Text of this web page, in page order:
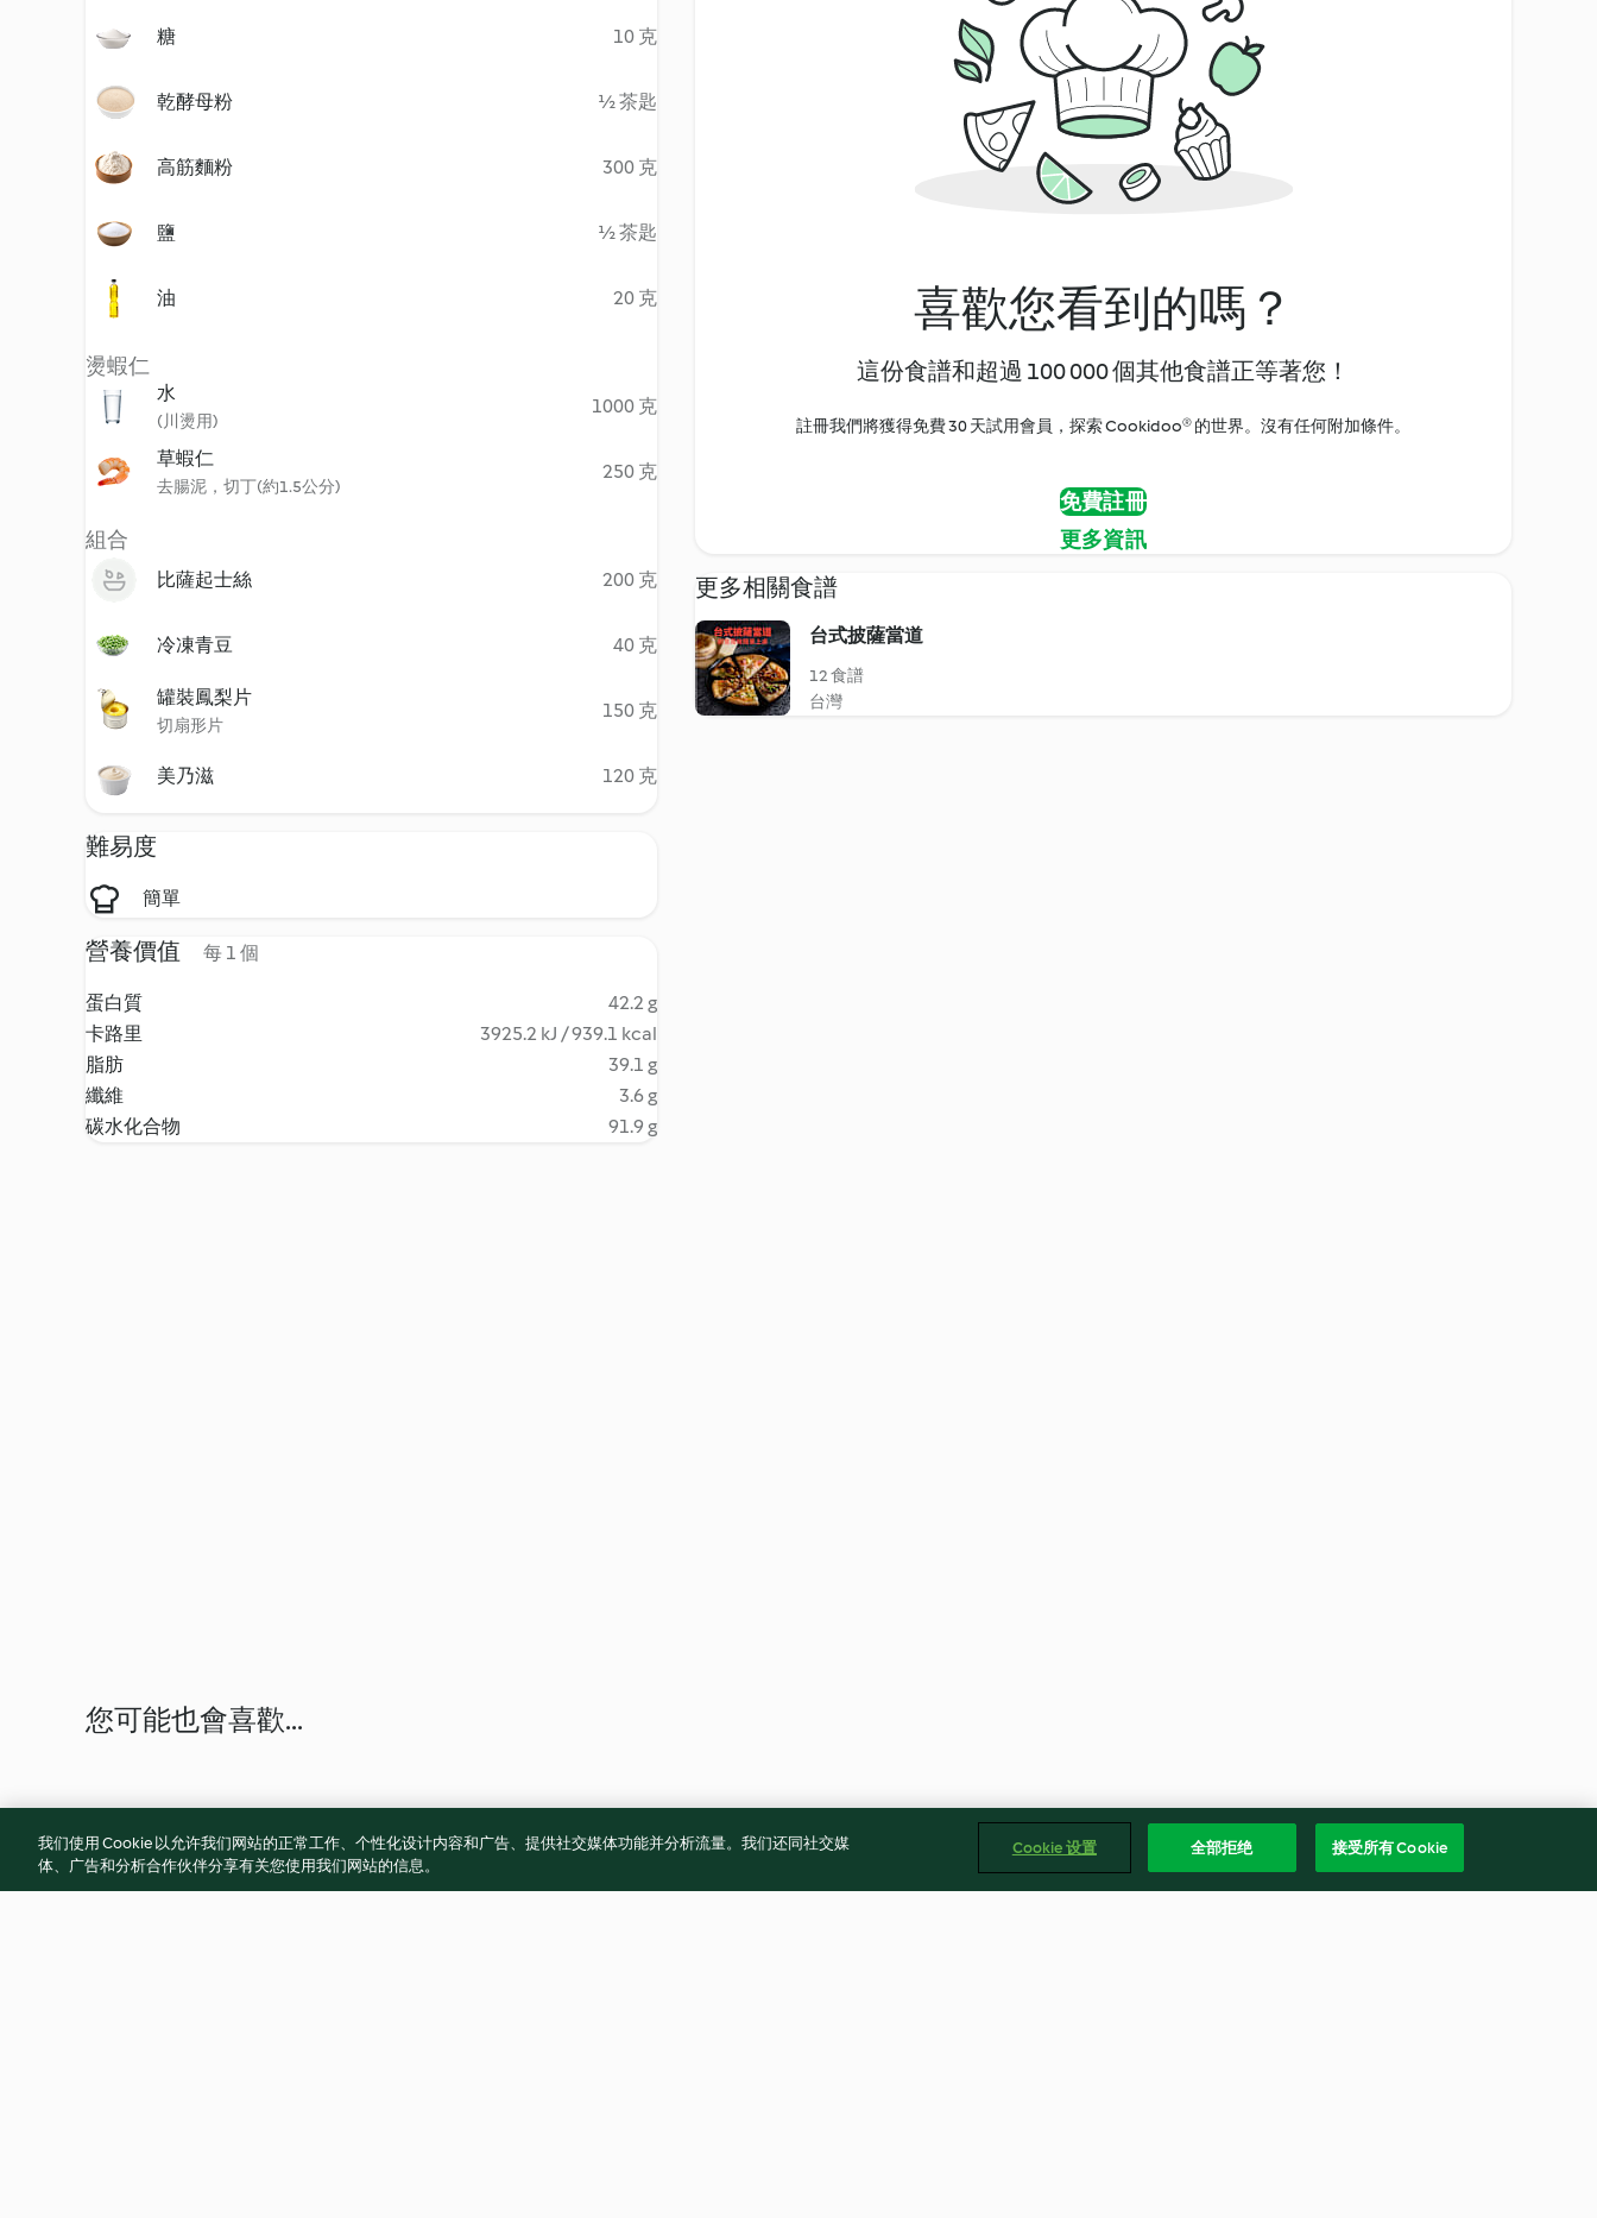
糖 10 克
乾酵母粉 ½ 茶匙
高筋麵粉 300 克
鹽 ½ 茶匙
油 20 克
燙蝦仁
水
(川燙用)
1000 克
草蝦仁
去腸泥，切丁(約1.5公分)
250 克
組合
比薩起士絲 200 克
冷凍青豆 40 克
罐裝鳳梨片
切扇形片
150 克
美乃滋 120 克
難易度
簡單
營養價值 每 1 個
蛋白質
42.2 g
卡路里
3925.2 kJ / 939.1 kcal
脂肪
39.1 g
纖維
3.6 g
碳水化合物
91.9 g
喜歡您看到的嗎？
這份食譜和超過 100 000 個其他食譜正等著您！
註冊我們將獲得免費 30 天試用會員，探索 Cookidoo® 的世界。沒有任何附加條件。
免費註冊
更多資訊
更多相關食譜
台式披薩當道
12 食譜
台灣
您可能也會喜歡...
我们使用 Cookie 以允许我们网站的正常工作、个性化设计内容和广告、提供社交媒体功能并分析流量。我们还同社交媒
体、广告和分析合作伙伴分享有关您使用我们网站的信息。
Cookie 设置 全部拒绝 接受所有 Cookie